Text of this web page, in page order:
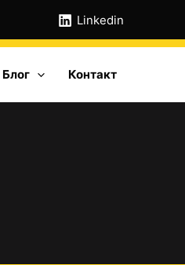
Linkedin
Блог Контакт